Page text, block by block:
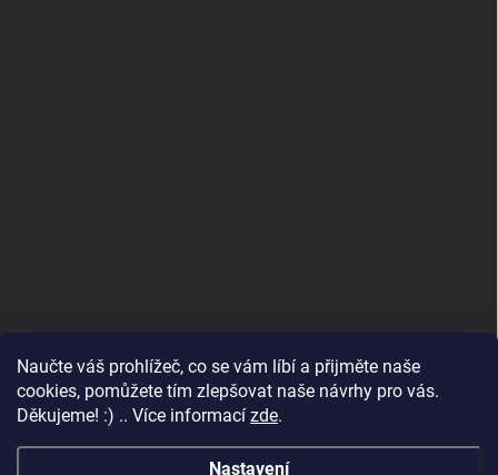
Naučte váš prohlížeč, co se vám líbí a přijměte naše
cookies, pomůžete tím zlepšovat naše návrhy pro vás.
Děkujeme! :) .. Více informací zde.
Nastavení
www.andelske-obrazy.cz